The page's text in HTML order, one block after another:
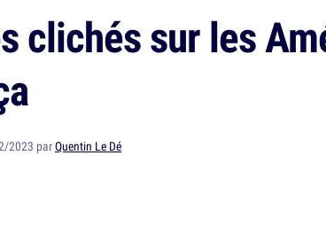
clichés sur les
2023 parQuentin Le Dé